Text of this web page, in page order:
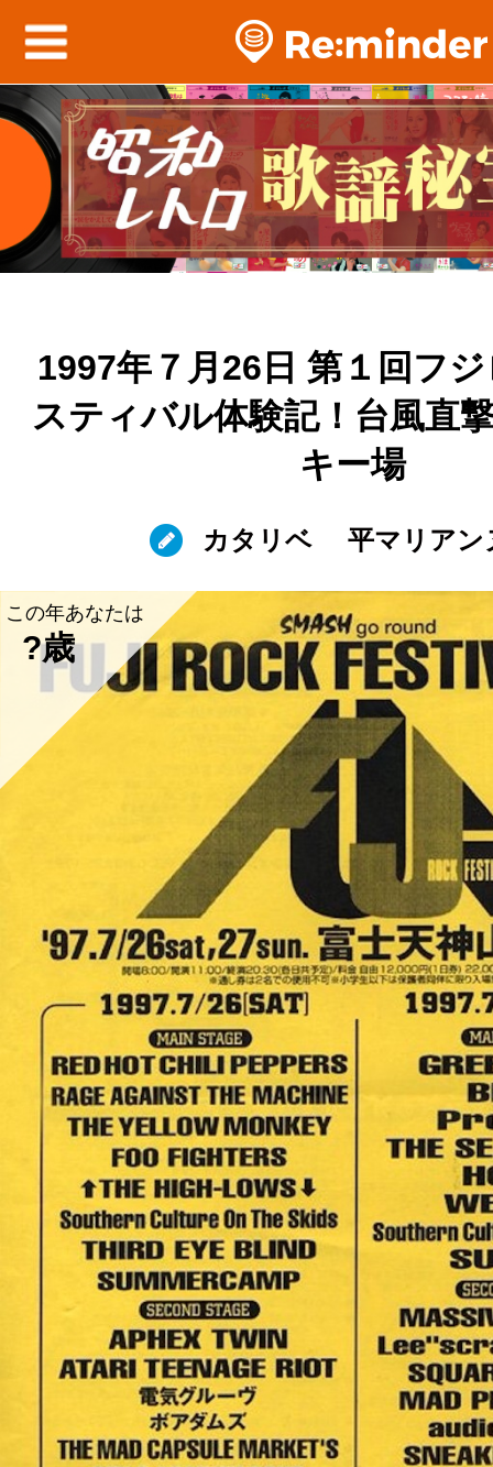
1997年７月26日 第１回フ
スティバル体験記！台風直
キー場
カタリベ 平マリアン
この年あなたは
?歳